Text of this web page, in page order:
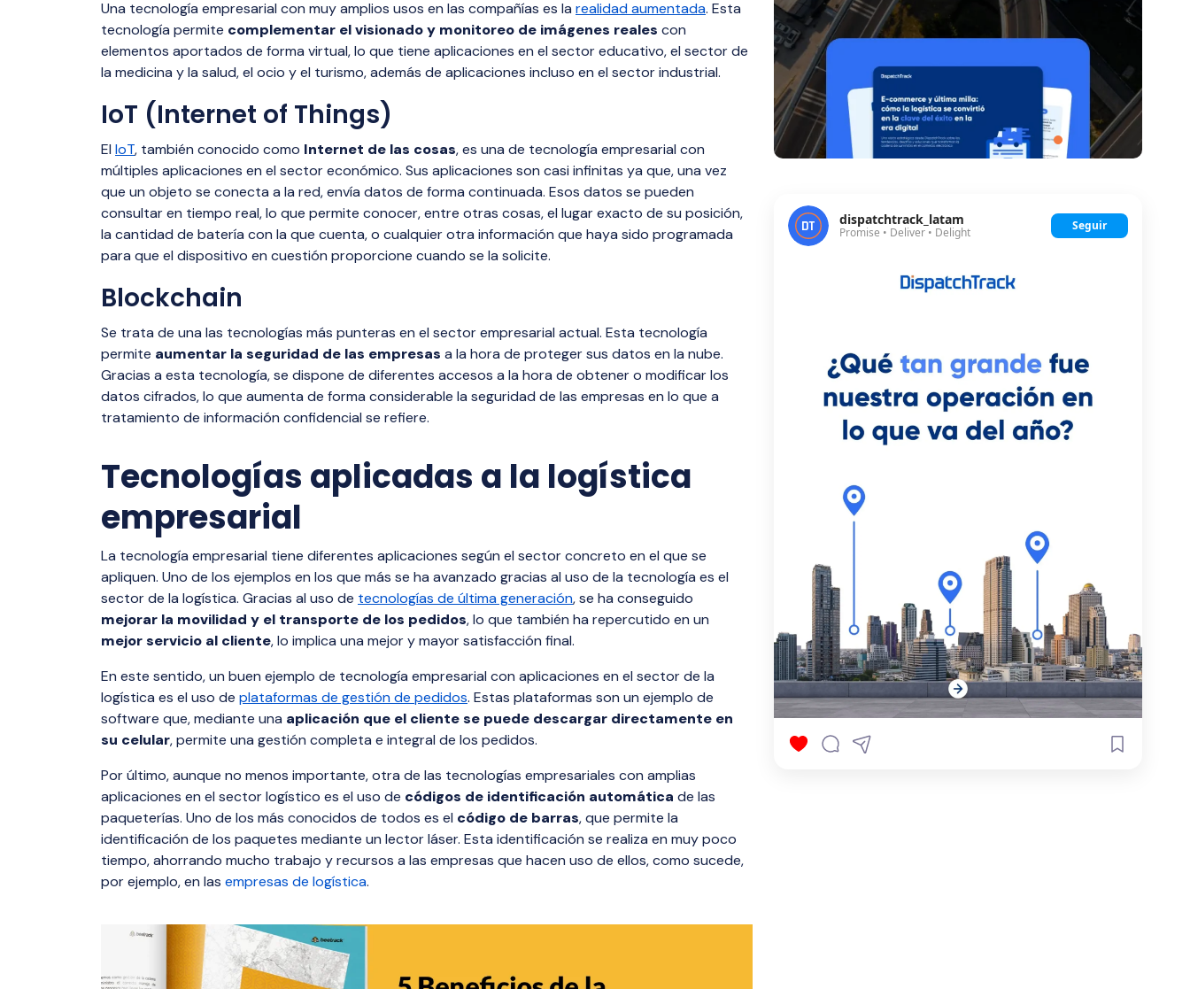
Una tecnología empresarial con muy amplios usos en las compañías es la realidad aumentada. Esta
tecnología permite complementar el visionado y monitoreo de imágenes reales con
elementos aportados de forma virtual, lo que tiene aplicaciones en el sector educativo, el sector de
la medicina y la salud, el ocio y el turismo, además de aplicaciones incluso en el sector industrial.
IoT (Internet of Things)
El IoT, también conocido como Internet de las cosas, es una de tecnología empresarial con
múltiples aplicaciones en el sector económico. Sus aplicaciones son casi infinitas ya que, una vez
que un objeto se conecta a la red, envía datos de forma continuada. Esos datos se pueden
consultar en tiempo real, lo que permite conocer, entre otras cosas, el lugar exacto de su posición,
la cantidad de batería con la que cuenta, o cualquier otra información que haya sido programada
para que el dispositivo en cuestión proporcione cuando se la solicite.
Blockchain
Se trata de una las tecnologías más punteras en el sector empresarial actual. Esta tecnología
permite aumentar la seguridad de las empresas a la hora de proteger sus datos en la nube.
Gracias a esta tecnología, se dispone de diferentes accesos a la hora de obtener o modificar los
datos cifrados, lo que aumenta de forma considerable la seguridad de las empresas en lo que a
tratamiento de información confidencial se refiere.
Tecnologías aplicadas a la logística
empresarial
La tecnología empresarial tiene diferentes aplicaciones según el sector concreto en el que se
apliquen. Uno de los ejemplos en los que más se ha avanzado gracias al uso de la tecnología es el
sector de la logística. Gracias al uso de tecnologías de última generación, se ha conseguido
mejorar la movilidad y el transporte de los pedidos, lo que también ha repercutido en un
mejor servicio al cliente, lo implica una mejor y mayor satisfacción final.
En este sentido, un buen ejemplo de tecnología empresarial con aplicaciones en el sector de la
logística es el uso de plataformas de gestión de pedidos. Estas plataformas son un ejemplo de
software que, mediante una aplicación que el cliente se puede descargar directamente en
su celular, permite una gestión completa e integral de los pedidos.
Por último, aunque no menos importante, otra de las tecnologías empresariales con amplias
aplicaciones en el sector logístico es el uso de códigos de identificación automática de las
paqueterías. Uno de los más conocidos de todos es el código de barras, que permite la
identificación de los paquetes mediante un lector láser. Esta identificación se realiza en muy poco
tiempo, ahorrando mucho trabajo y recursos a las empresas que hacen uso de ellos, como sucede,
por ejemplo, en las empresas de logística.
dispatchtrack_latam
Promise • Deliver • Delight Seguir